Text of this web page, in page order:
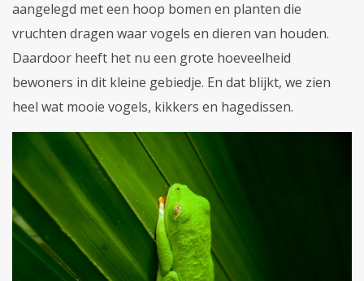
aangelegd met een hoop bomen en planten die
vruchten dragen waar vogels en dieren van houden.
Daardoor heeft het nu een grote hoeveelheid
bewoners in dit kleine gebiedje. En dat blijkt, we zien
heel wat mooie vogels, kikkers en hagedissen.